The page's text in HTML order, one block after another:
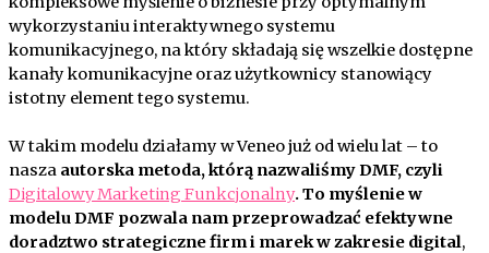
wykorzystaniu interaktywnego systemu
komunikacyjnego, na który składają się wszelkie dostępne
kanały komunikacyjne oraz użytkownicy stanowiący
istotny element tego systemu.
W takim modelu działamy w Veneo już od wielu lat – to
nasza autorska metoda, którą nazwaliśmy DMF, czyli
Digitalowy Marketing Funkcjonalny. To myślenie w
modelu DMF pozwala nam przeprowadzać efektywne
doradztwo strategiczne firm i marek w zakresie digital,